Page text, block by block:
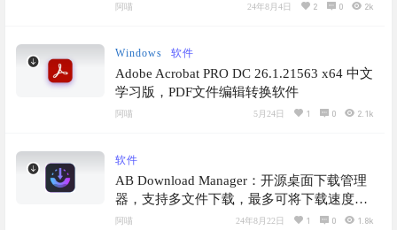
阿喵 24年8月4日 2 0 2k
Windows 软件
Adobe Acrobat PRO DC 26.1.21563 x64 中文
学习版，PDF文件编辑转换软件
阿喵 5月24日 1 0 2.1k
软件
AB Download Manager：开源桌面下载管理
器，支持多文件下载，最多可将下载速度提
高 500％
阿喵 24年8月22日 1 0 1.8k